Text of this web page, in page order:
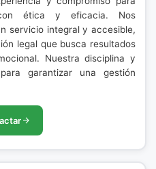
ética y eficacia. Nos
servicio integral y accesible,
legal que busca resultados
Nuestra disciplina y
garantizar una gestión